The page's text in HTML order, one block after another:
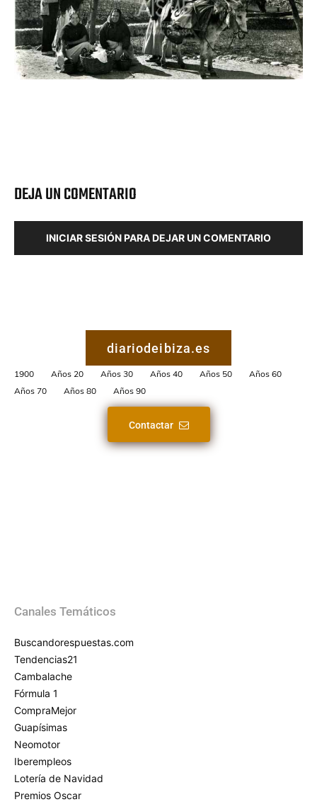
DEJA UN COMENTARIO
INICIAR SESIÓN PARA DEJAR UN COMENTARIO
diariodeibiza.es
1900 Años 20 Años 30 Años 40 Años 50
Años 60
Años 70
Años 80 Años 90
Contactar
Canales Temáticos
Buscandorespuestas.com
Tendencias21
Cambalache
Fórmula 1
CompraMejor
Guapísimas
Neomotor
Iberempleos
Lotería de Navidad
Premios Oscar